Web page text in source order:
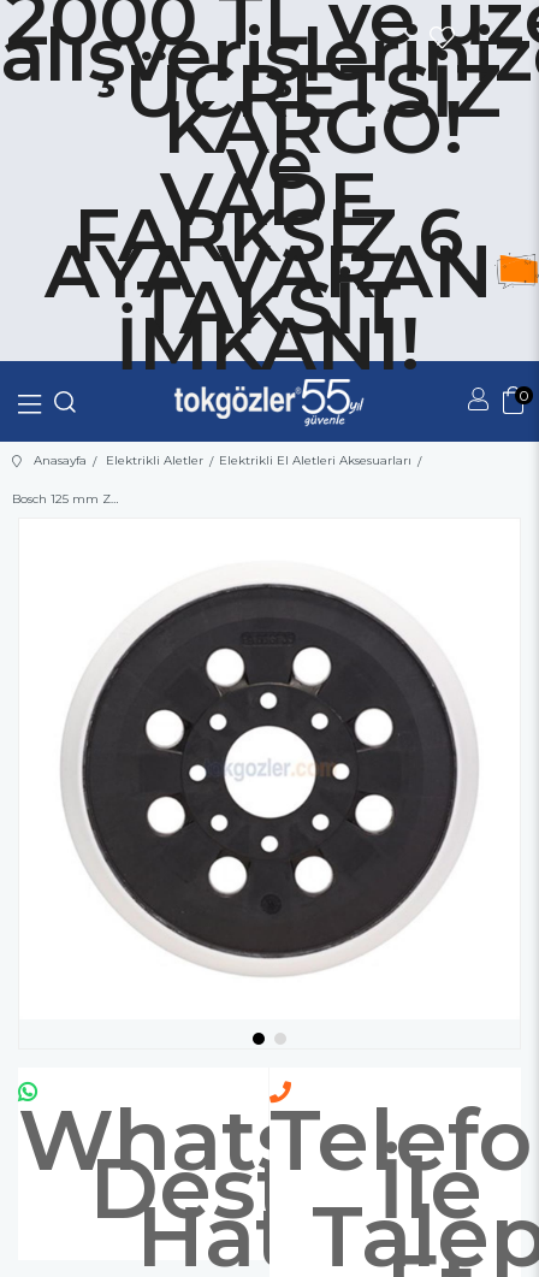
2000 TL ve
ÜCRETSİZ
KARGO!
ve
VADE
FARKSIZ 6
AYA VARAN
TAKSİT
İMKANI!
0
Üye Girişi Üye Ol
Anasayfa Elektrikli Aletler Elektrikli El Aletleri Aksesuarları
Bosch 125 mm Zımpara Tabanı Orta Sertlikte (GEX)
Whatsapp
Destek
Hattı İle